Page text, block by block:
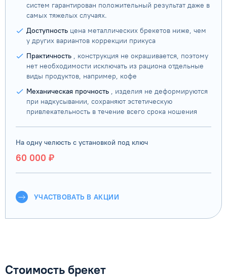
систем гарантирован положительный результат даже в
самых тяжелых случаях.
Доступность цена металлических брекетов ниже, чем
у других вариантов коррекции прикуса
Практичность
, конструкция не окрашивается, поэтому
нет необходимости исключать из рациона отдельные
виды продуктов, например, кофе
Механическая прочность
, изделия не деформируются
при надкусывании, сохраняют эстетическую
привлекательность в течение всего срока ношения
На одну челюсть с установкой под ключ
60 000 ₽
УЧАСТВОВАТЬ В АКЦИИ
Стоимость брекет